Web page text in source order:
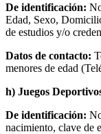
De identificación:
Edad, Sexo,
de estudios y/o
Datos de contacto:
menores de edad
h) Juegos
De identificación:
nacimiento, clave de